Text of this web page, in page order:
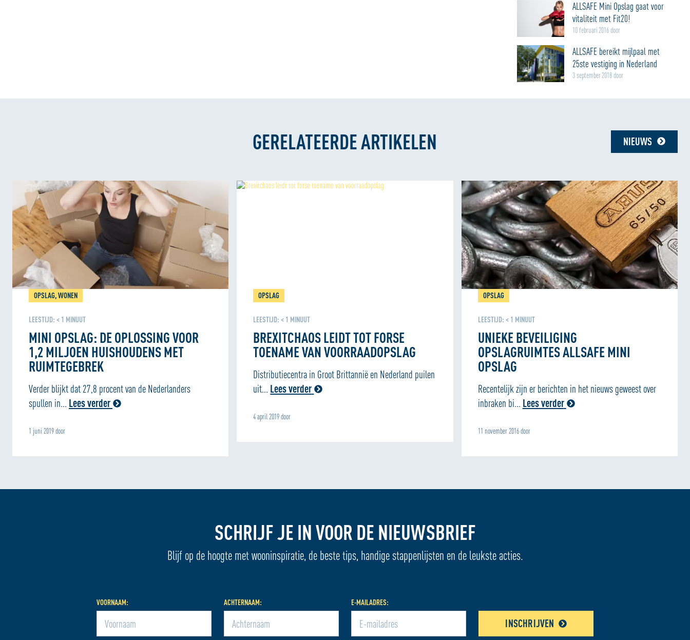
ALLSAFE Mini Opslag gaat voor
vitaliteit met Fit20!
10 februari 2016 door
ALLSAFE bereikt mijlpaal met
25ste vestiging in Nederland
3 september 2018 door
GERELATEERDE ARTIKELEN NIEUWS
OPSLAG, WONEN
LEESTIJD: < 1 MINUUT
MINI OPSLAG: DE OPLOSSING VOOR
1,2 MILJOEN HUISHOUDENS MET
RUIMTEGEBREK
Verder blijkt dat 27,8 procent van de Nederlanders
spullen in... Lees verder
1 juni 2019 door
OPSLAG
LEESTIJD: < 1 MINUUT
BREXITCHAOS LEIDT TOT FORSE
TOENAME VAN VOORRAADOPSLAG
Distributiecentra in Groot Brittannië en Nederland puilen
uit... Lees verder
4 april 2019 door
OPSLAG
LEESTIJD: < 1 MINUUT
UNIEKE BEVEILIGING
OPSLAGRUIMTES ALLSAFE MINI
OPSLAG
Recentelijk zijn er berichten in het nieuws geweest over
inbraken bi... Lees verder
11 november 2016 door
SCHRIJF JE IN VOOR DE NIEUWSBRIEF
Blijf op de hoogte met wooninspiratie, de beste tips, handige stappenlijsten en de leukste acties.
VOORNAAM: ACHTERNAAM: E-MAILADRES:
INSCHRIJVEN